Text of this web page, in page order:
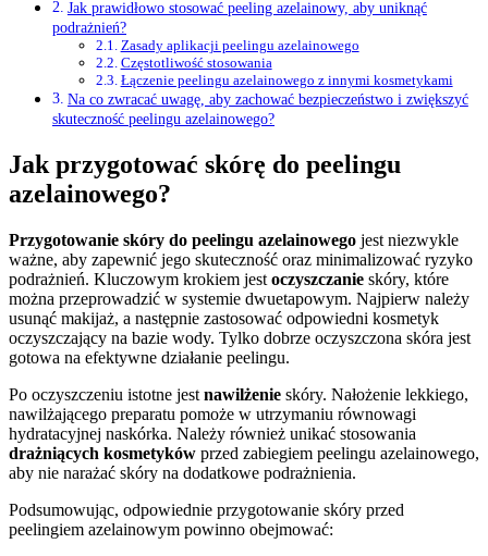
Jak prawidłowo stosować peeling azelainowy, aby uniknąć
podrażnień?
Zasady aplikacji peelingu azelainowego
Częstotliwość stosowania
Łączenie peelingu azelainowego z innymi kosmetykami
Na co zwracać uwagę, aby zachować bezpieczeństwo i zwiększyć
skuteczność peelingu azelainowego?
Jak przygotować skórę do peelingu
azelainowego?
Przygotowanie skóry do peelingu azelainowego jest niezwykle
ważne, aby zapewnić jego skuteczność oraz minimalizować ryzyko
podrażnień. Kluczowym krokiem jest oczyszczanie skóry, które
można przeprowadzić w systemie dwuetapowym. Najpierw należy
usunąć makijaż, a następnie zastosować odpowiedni kosmetyk
oczyszczający na bazie wody. Tylko dobrze oczyszczona skóra jest
gotowa na efektywne działanie peelingu.
Po oczyszczeniu istotne jest nawilżenie skóry. Nałożenie lekkiego,
nawilżającego preparatu pomoże w utrzymaniu równowagi
hydratacyjnej naskórka. Należy również unikać stosowania
drażniących kosmetyków przed zabiegiem peelingu azelainowego,
aby nie narażać skóry na dodatkowe podrażnienia.
Podsumowując, odpowiednie przygotowanie skóry przed
peelingiem azelainowym powinno obejmować: